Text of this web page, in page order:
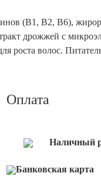
(В1, В2, В6),
дрожжей с
роста волос.
Оплата
Наличный
Банковская карта